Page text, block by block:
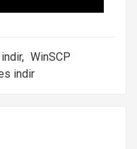
, WinSCP
indir